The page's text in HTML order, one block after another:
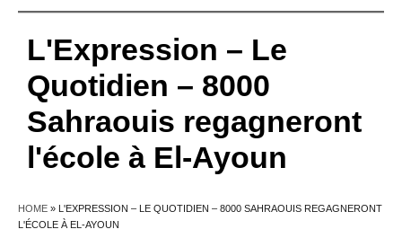
L'Expression – Le
Quotidien – 8000
Sahraouis regagneront
l'école à El-Ayoun
HOME » L'EXPRESSION – LE QUOTIDIEN – 8000 SAHRAOUIS REGAGNERONT
L'ÉCOLE À EL-AYOUN